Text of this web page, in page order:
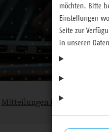
Mitteilungen für Haupt- und
möchten. Bitte
Einstellungen
Seite zur
in unseren